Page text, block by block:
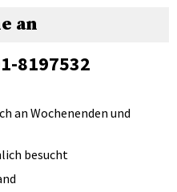
an
8197532
an Wochenenden und
besucht